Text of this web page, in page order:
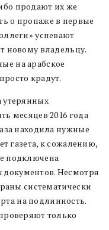
продают их же
о пропаже в первые
успевают
новому владельцу.
на арабское
крадут.
утерянных
месяцев 2016 года
находила нужные
газета, к сожалению,
подключена
Несмотря
систематически
на подлинность.
только